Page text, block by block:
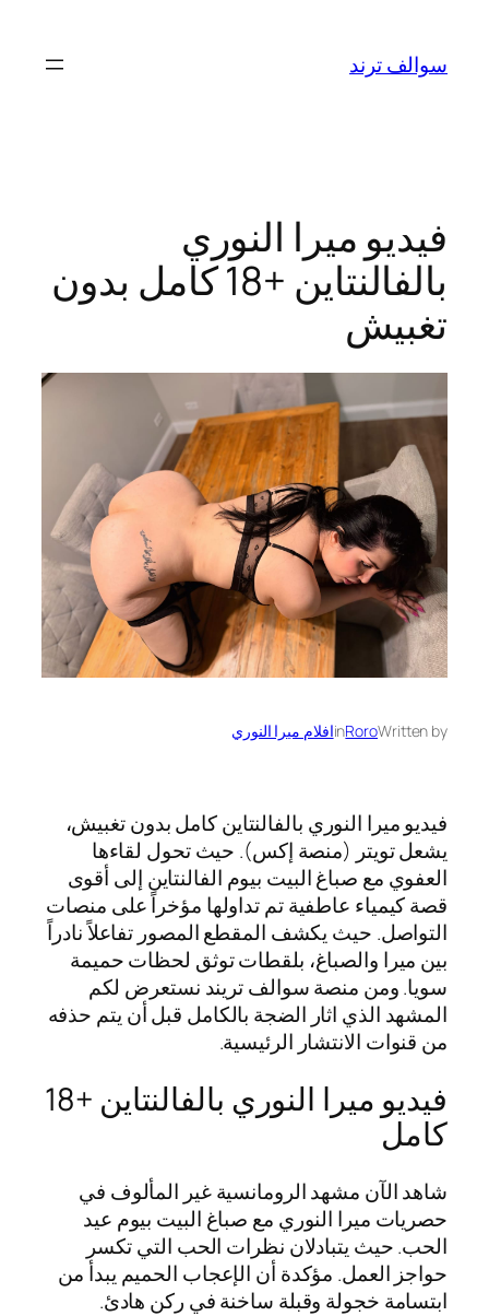
المحتوى
سوالف ترند
فيديو ميرا النوري
بالفالنتاين +18 كامل بدون
تغبيش
Written by
Roro
inافلام ميرا النوري
فيديو ميرا النوري بالفالنتاين كامل بدون تغبيش،
يشعل تويتر (منصة إكس). حيث تحول لقاءها
العفوي مع صباغ البيت بيوم الفالنتاين إلى أقوى
قصة كيمياء عاطفية تم تداولها مؤخراً على منصات
التواصل. حيث يكشف المقطع المصور تفاعلاً نادراً
بين ميرا والصباغ، بلقطات توثق لحظات حميمة
سويا. ومن منصة سوالف تريند نستعرض لكم
المشهد الذي اثار الضجة بالكامل قبل أن يتم حذفه
من قنوات الانتشار الرئيسية.
فيديو ميرا النوري بالفالنتاين +18
كامل
شاهد الآن مشهد الرومانسية غير المألوف في
حصريات ميرا النوري مع صباغ البيت بيوم عيد
الحب. حيث يتبادلان نظرات الحب التي تكسر
حواجز العمل. مؤكدة أن الإعجاب الحميم يبدأ من
ابتسامة خجولة وقبلة ساخنة في ركن هادئ.